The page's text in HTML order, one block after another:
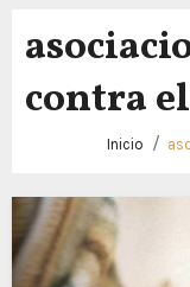
contra
Inicio